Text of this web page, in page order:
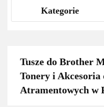
Kategorie
Tusze do Brother
Tonery i
Atramentowych w